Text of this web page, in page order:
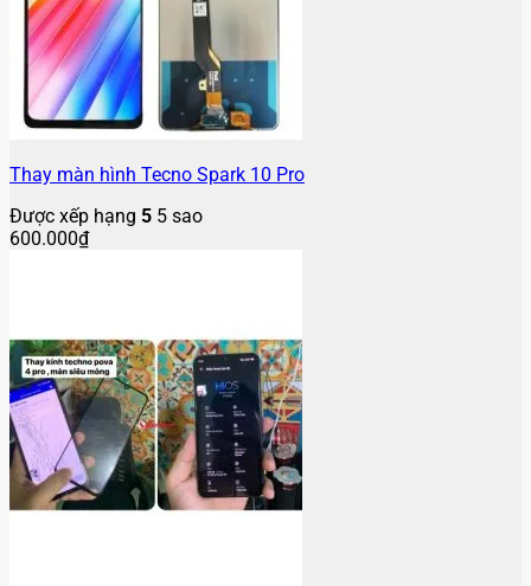
Thay màn hình Tecno Spark 10 Pro
Được xếp hạng 5 5 sao
600.000₫